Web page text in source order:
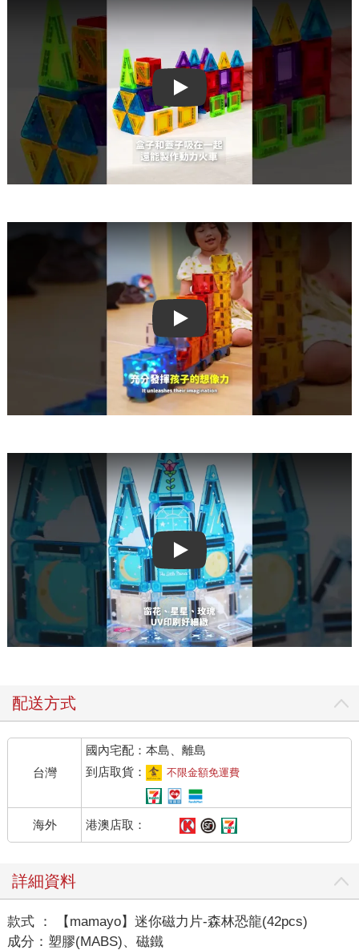
Play video
Play video
Play video
配送方式
台灣
國內宅配：本島、離島
到店取貨：
不限金額免運費
海外 港澳店取：
詳細資料
款式 ： 【mamayo】迷你磁力片-森林恐龍(42pcs)
成分：塑膠(MABS)、磁鐵